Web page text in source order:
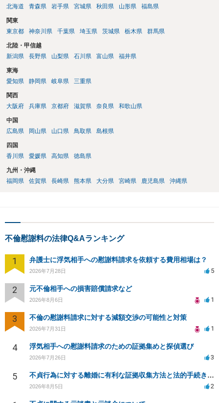
北海道
青森県 岩手県 宮城県 秋田県 山形県 福島県
関東
東京都
神奈川県 千葉県 埼玉県 茨城県 栃木県 群馬県
北陸・甲信越
新潟県
長野県 山梨県 石川県 富山県 福井県
東海
愛知県
静岡県 岐阜県 三重県
関西
大阪府
兵庫県 京都府 滋賀県 奈良県 和歌山県
中国
広島県
岡山県 山口県 鳥取県 島根県
四国
香川県
愛媛県 高知県 徳島県
九州・沖縄
福岡県
佐賀県 長崎県 熊本県 大分県 宮崎県 鹿児島県 沖縄県
不倫慰謝料の法律Q&Aランキング
1 弁護士に浮気相手への慰謝料請求を依頼する費用相場は？
2026年7月28日 5
2 元不倫相手への損害賠償請求など
2026年8月6日 1
3 不倫の慰謝料請求に対する減額交渉の可能性と対策
2026年7月31日 1
4 浮気相手への慰謝料請求のための証拠集めと探偵選び
2026年7月26日 3
5 不貞行為に対する離婚に有利な証拠収集方法と法的手続きについて
2026年8月5日 2